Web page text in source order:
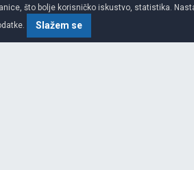
što bolje korisničko iskustvo, statistika.
Slažem se